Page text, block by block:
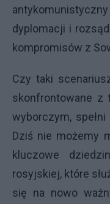
dyplomacji i
kompromisów z
Czy taki
skonfrontowane z
wyborczym,
Dziś nie możemy
kluczowe
rosyjskiej, które
się na nowo